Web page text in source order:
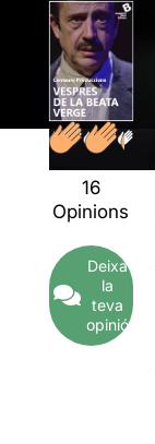
16
Opinions
Deixa
la
teva
opinió